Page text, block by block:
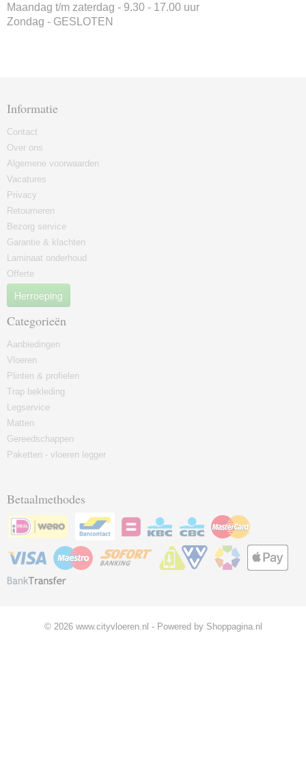
Maandag t/m zaterdag - 9.30 - 17.00 uur
Zondag - GESLOTEN
Informatie
Contact
Over ons
Algemene voorwaarden
Vacatures
Privacy
Retourneren
Bezorg service
Garantie & klachten
Laminaat onderhoud
Offerte
Herroeping
Categorieën
Aanbiedingen
Vloeren
Plinten & profielen
Trap bekleding
Legservice
Matten
Gereedschappen
Paketten - vloeren legger
Betaalmethodes
© 2026 www.cityvloeren.nl - Powered by Shoppagina.nl